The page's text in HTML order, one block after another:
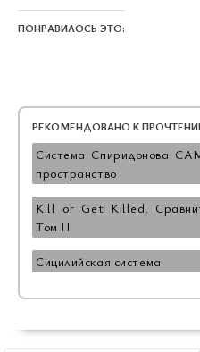
ПОНРАВИЛОСЬ ЭТО:
РЕКОМЕНДОВАНО К
Система Спиридонова
пространство
Kill or Get Killed.
Том II
Сицилийская система